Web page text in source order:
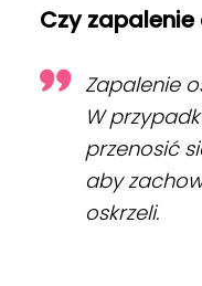
Czy
Zapalenie
W
przenosić
aby
oskrzeli.